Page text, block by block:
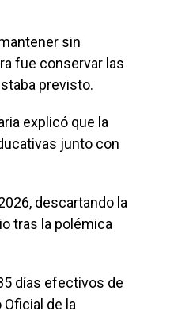
sin
fue conservar las
previsto.
explicó que la
junto con
descartando la
tras la polémica
días efectivos de
de la